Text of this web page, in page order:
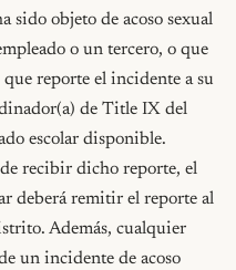
sido objeto de acoso sexual
o un tercero, o que
que reporte el incidente a su
de Title IX del
escolar disponible.
recibir dicho reporte, el
deberá remitir el reporte al
Además, cualquier
un incidente de acoso